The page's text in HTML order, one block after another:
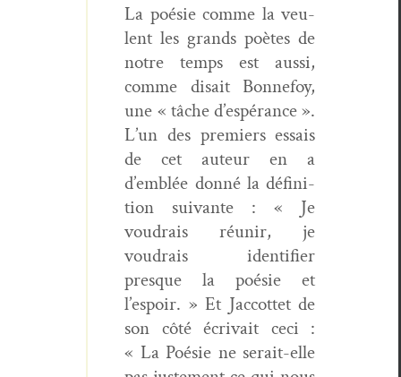
La poésie comme la veu­
lent les grands poètes de
notre temps est aus­si,
comme dis­ait Bon­nefoy,
une « tâche d’espérance ».
L’un des pre­miers essais
de cet auteur en a
d’emblée don­né la déf­i­ni­
tion suiv­ante : « Je
voudrais réu­nir, je
voudrais iden­ti­fi­er
presque la poésie et
l’espoir. » Et Jac­cot­tet de
son côté écrivait ceci :
« La Poésie ne serait-elle